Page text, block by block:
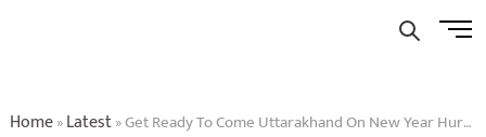
Menu
Home»Latest»Get Ready To Come Uttarakhand On New Year Hurry Up Booking